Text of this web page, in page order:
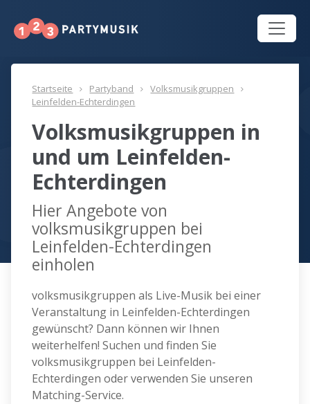
Startseite Partyband
Volksmusikgruppen
Leinfelden-Echterdingen
Volksmusikgruppen in
und um Leinfelden-
Echterdingen
Hier Angebote von
volksmusikgruppen bei
Leinfelden-Echterdingen
einholen
volksmusikgruppen als Live-Musik bei einer
Veranstaltung in Leinfelden-Echterdingen
gewünscht? Dann können wir Ihnen
weiterhelfen! Suchen und finden Sie
volksmusikgruppen bei Leinfelden-
Echterdingen oder verwenden Sie unseren
Matching-Service.